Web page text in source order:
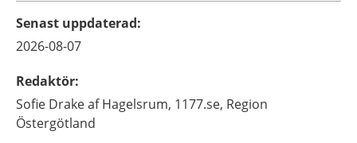
Senast uppdaterad:
2026-08-07
Redaktör:
Sofie Drake af Hagelsrum, 1177.se, Region
Östergötland